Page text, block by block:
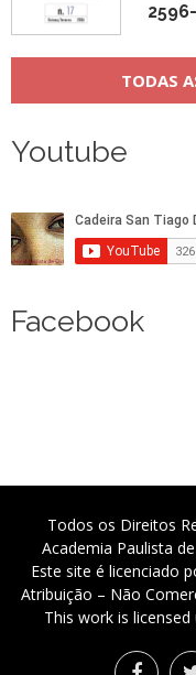
TODAS
Youtube
Facebook
Todos os Direitos
Academia Paulista
Este site é licenciado
Atribuição – Não
This work is